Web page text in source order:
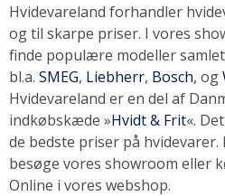
Hvidevareland forhandler
og til skarpe priser. I vores
finde populære modeller
bl.a. SMEG, Liebherr, Bosch, og
Hvidevareland er en del af
indkøbskæde »Hvidt & Frit«.
de bedste priser på
besøge vores showroom eller
Online i vores webshop.